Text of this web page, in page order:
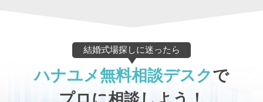
結婚式場探しに迷ったら
ハナユメ無料相談デスクで